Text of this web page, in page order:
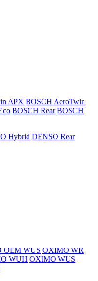
APX BOSCH AeroTwin
BOSCH Rear BOSCH
Hybrid DENSO Rear
OEM WUS OXIMO WR
WUH OXIMO WUS